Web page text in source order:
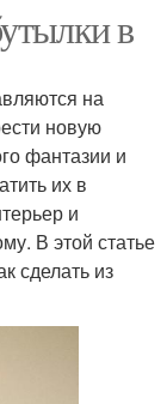
в
на
новую
фантазии и
их в
и
В этой статье
сделать из